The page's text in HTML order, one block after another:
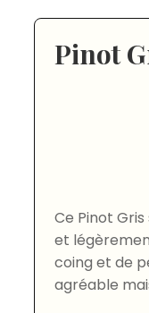
Pinot
Ce Pinot
et
coing et de
agréable